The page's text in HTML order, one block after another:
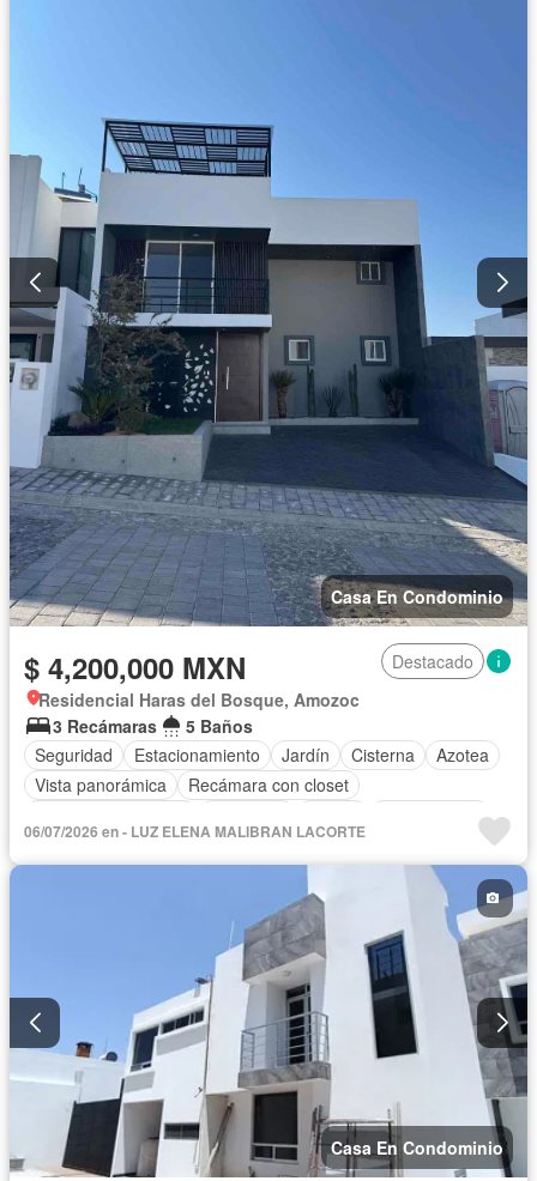
Casa En Condominio
$ 4,200,000 MXN
Destacado
Residencial Haras del Bosque, Amozoc
3 Recámaras
5 Baños
Seguridad
Estacionamiento Jardín Cisterna
Azotea
Vista panorámica
Recámara con closet
Sin amueblar
06/07/2026 en - LUZ ELENA MALIBRAN LACORTE
Casa En Condominio